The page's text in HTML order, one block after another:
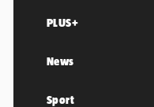
PLUS+
News
Sport